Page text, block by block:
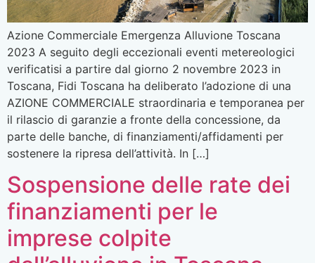
Azione Commerciale Emergenza Alluvione Toscana
2023 A seguito degli eccezionali eventi metereologici
verificatisi a partire dal giorno 2 novembre 2023 in
Toscana, Fidi Toscana ha deliberato l’adozione di una
AZIONE COMMERCIALE straordinaria e temporanea per
il rilascio di garanzie a fronte della concessione, da
parte delle banche, di finanziamenti/affidamenti per
sostenere la ripresa dell’attività. In […]
Sospensione delle rate dei
finanziamenti per le
imprese colpite